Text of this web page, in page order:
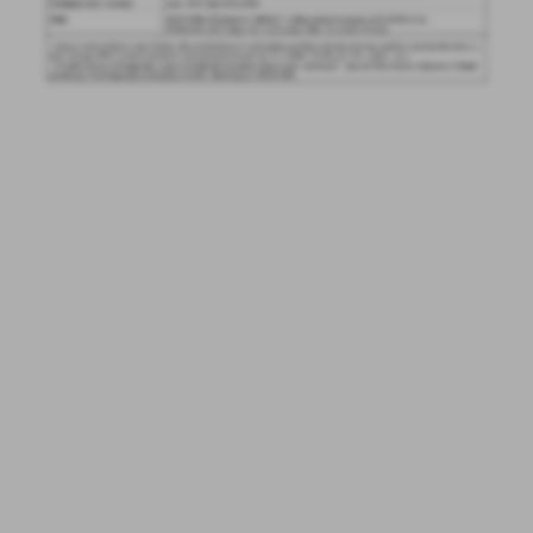
Firmy te działają w charakterze pośredników prezentujących nasze
treści w postaci wiadomości, ofert, komunikatów mediów